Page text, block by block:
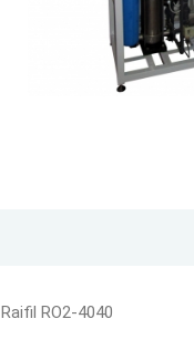
Raifil RO2-4040